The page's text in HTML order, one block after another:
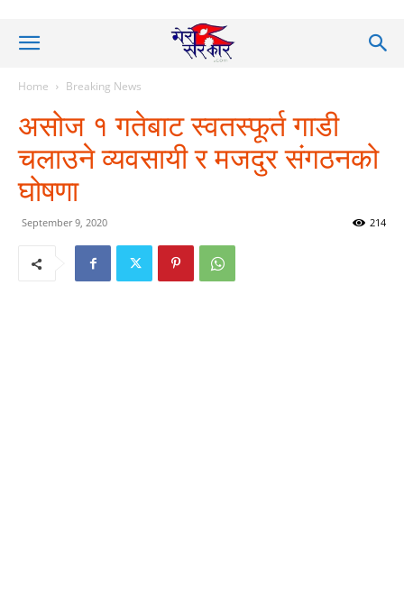
Home Breaking News
असोज १ गतेबाट स्वतस्फूर्त गाडी
चलाउने व्यवसायी र मजदुर संगठनको
घोषणा
September 9, 2020 214